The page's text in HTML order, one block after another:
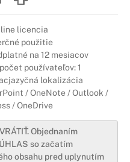
licencia
použitie
na 12 mesiacov
používateľov: 1
lokalizácia
/ OneNote / Outlook /
/ OneDrive
Objednaním
so začatím
obsahu pred uplynutím